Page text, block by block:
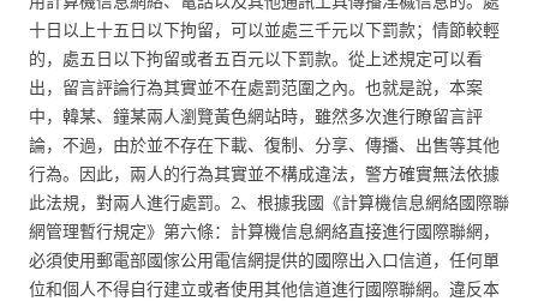
十日以上十五日以下拘留，可以並處三千元以下罰款；情節較輕
的，處五日以下拘留或者五百元以下罰款。從上述規定可以看
出，留言評論行為其實並不在處罰范圍之內。也就是說，本案
中，韓某、鐘某兩人瀏覽黃色網站時，雖然多次進行瞭留言評
論，不過，由於並不存在下載、復制、分享、傳播、出售等其他
行為。因此，兩人的行為其實並不構成違法，警方確實無法依據
此法規，對兩人進行處罰。2、根據我國《計算機信息網絡國際聯
網管理暫行規定》第六條：計算機信息網絡直接進行國際聯網，
必須使用郵電部國傢公用電信網提供的國際出入口信道，任何單
位和個人不得自行建立或者使用其他信道進行國際聯網。違反本